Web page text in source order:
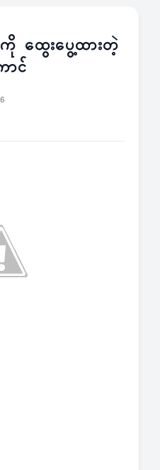
ထွေးပွေ့ထားတဲ့
ာင်